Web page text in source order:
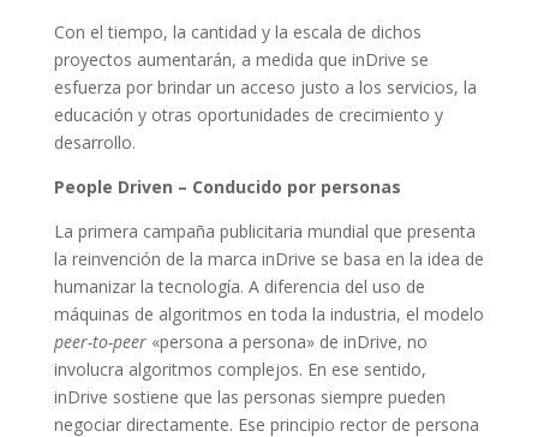
Con el tiempo, la cantidad y la escala de dichos
proyectos aumentarán, a medida que inDrive se
esfuerza por brindar un acceso justo a los servicios, la
educación y otras oportunidades de crecimiento y
desarrollo.
People Driven – Conducido por personas
La primera campaña publicitaria mundial que presenta
la reinvención de la marca inDrive se basa en la idea de
humanizar la tecnología. A diferencia del uso de
máquinas de algoritmos en toda la industria, el modelo
peer-to-peer «persona a persona» de inDrive, no
involucra algoritmos complejos. En ese sentido,
inDrive sostiene que las personas siempre pueden
negociar directamente. Ese principio rector de persona